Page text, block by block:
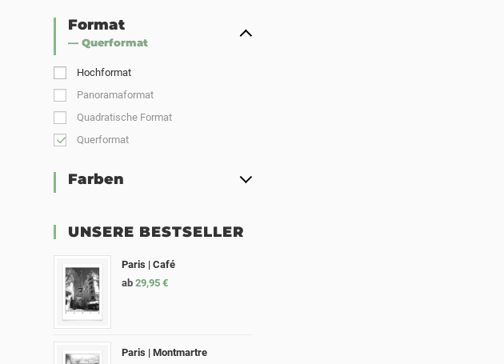
Format
— Querformat
Hochformat
Panoramaformat
Quadratische Format
Querformat
Farben
UNSERE BESTSELLER
Paris | Café
ab29,95€
Paris | Montmartre